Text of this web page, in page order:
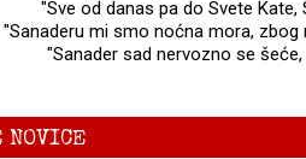
"Sve od danas pa do Svete
"Sanaderu mi smo noćna mora, zbog
"Sanader sad nervozno se
NOVICE